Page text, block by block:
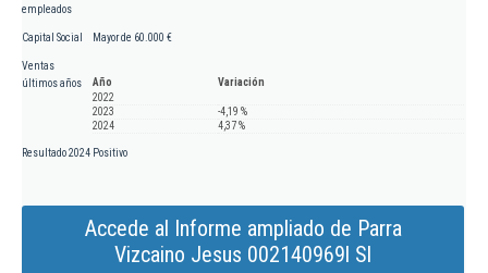
empleados
Capital Social Mayor de 60.000 €
Ventas
últimos años
Año
Variación
2022
2023
-4,19 %
2024
4,37 %
Resultado 2024 Positivo
Accede al Informe ampliado de Parra
Vizcaino Jesus 002140969l Sl